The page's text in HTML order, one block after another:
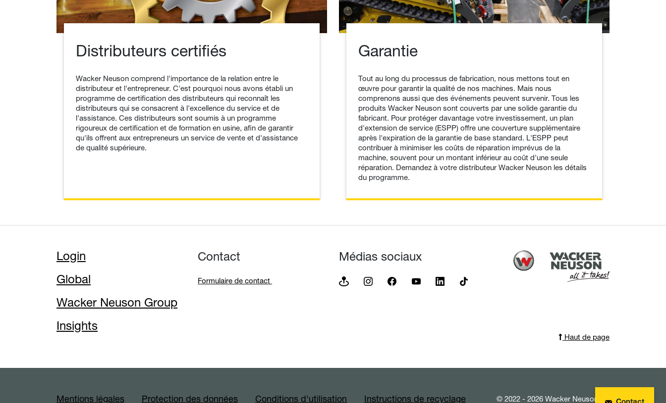
Distributeurs certifiés
Wacker Neuson comprend l'importance de la relation entre le
distributeur et l'entrepreneur. C'est pourquoi nous avons établi un
programme de certification des distributeurs qui reconnaît les
distributeurs qui se consacrent à l'excellence du service et de
l'assistance. Ces distributeurs sont soumis à un programme
rigoureux de certification et de formation en usine, afin de garantir
qu'ils offrent aux entrepreneurs un service de vente et d'assistance
de qualité supérieure.
Garantie
Tout au long du processus de fabrication, nous mettons tout en
œuvre pour garantir la qualité de nos machines. Mais nous
comprenons aussi que des événements peuvent survenir. Tous les
produits Wacker Neuson sont couverts par une solide garantie du
fabricant. Pour protéger davantage votre investissement, un plan
d'extension de service (ESPP) offre une couverture supplémentaire
après l'expiration de la garantie de base standard. L'ESPP peut
contribuer à minimiser les coûts de réparation imprévus de la
machine, souvent pour un montant inférieur au coût d'une seule
réparation. Demandez à votre distributeur Wacker Neuson les détails
du programme.
Login
Global
Wacker Neuson Group
Insights
Contact
Formulaire de contact
Médias sociaux
Haut de page
Mentions légales Protection des données Conditions d'utilisation Instructions de recyclage © 2022 - 2026 Wacker Neuson SE